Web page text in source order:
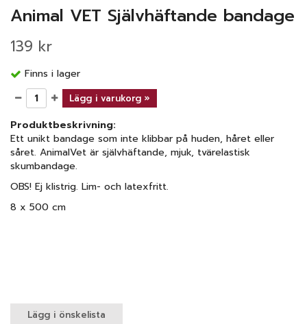
Animal VET Självhäftande bandage
139 kr
Finns i lager
Lägg i varukorg »
Produktbeskrivning:
Ett unikt bandage som inte klibbar på huden, håret eller
såret. AnimalVet är självhäftande, mjuk, tvärelastisk
skumbandage.
OBS! Ej klistrig. Lim- och latexfritt.
8 x 500 cm
Lägg i önskelista